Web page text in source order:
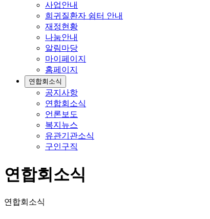
사업안내
희귀질환자 쉼터 안내
재정현황
나눔안내
알림마당
마이페이지
홈페이지
연합회소식
공지사항
연합회소식
언론보도
복지뉴스
유관기관소식
구인구직
연합회소식
연합회소식